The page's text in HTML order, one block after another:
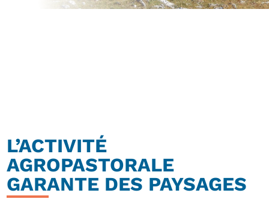
L’ACTIVITÉ
AGROPASTORALE
GARANTE DES PAYSAGES